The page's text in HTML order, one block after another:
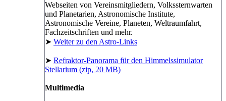
Webseiten von Vereinsmitgliedern, Volkssternwarten
und Planetarien, Astronomische Institute,
Astronomische Vereine, Planeten, Weltraumfahrt,
Fachzeitschriften und mehr.
➤ Weiter zu den Astro-Links
➤ Refraktor-Panorama für den Himmelssimulator
Stellarium (zip, 20 MB)
Multimedia